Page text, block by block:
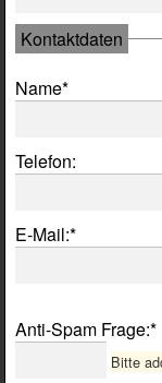
Kontaktdaten
Pflichtfeld
Name*
Telefon:
Pflichtfeld
E-Mail:*
Pflichtfeld
Anti-Spam Frage:*
Bitte